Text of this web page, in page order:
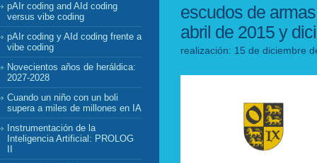
pAIr coding and AId coding
versus vibe coding
pAIr coding y AId coding frente a
vibe coding
Novecientos años de heráldica:
2027-2028
Cuando un niño con un boli
supera a miles de millones en IA
Instrumentación de la
Inteligencia Artificial: PROLOG
escudos de
abril de 2015 y
realización: 15 de diciembre